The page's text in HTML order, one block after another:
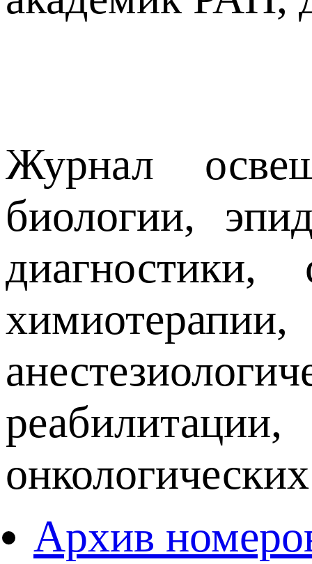
Журнал
биологии,
диагностики,
Архив